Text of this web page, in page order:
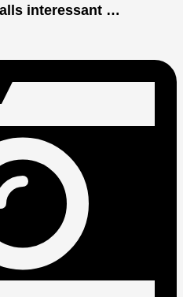
interessant …